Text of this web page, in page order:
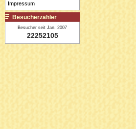
Impressum
Besucherzähler
Besucher seit Jan. 2007
22252105